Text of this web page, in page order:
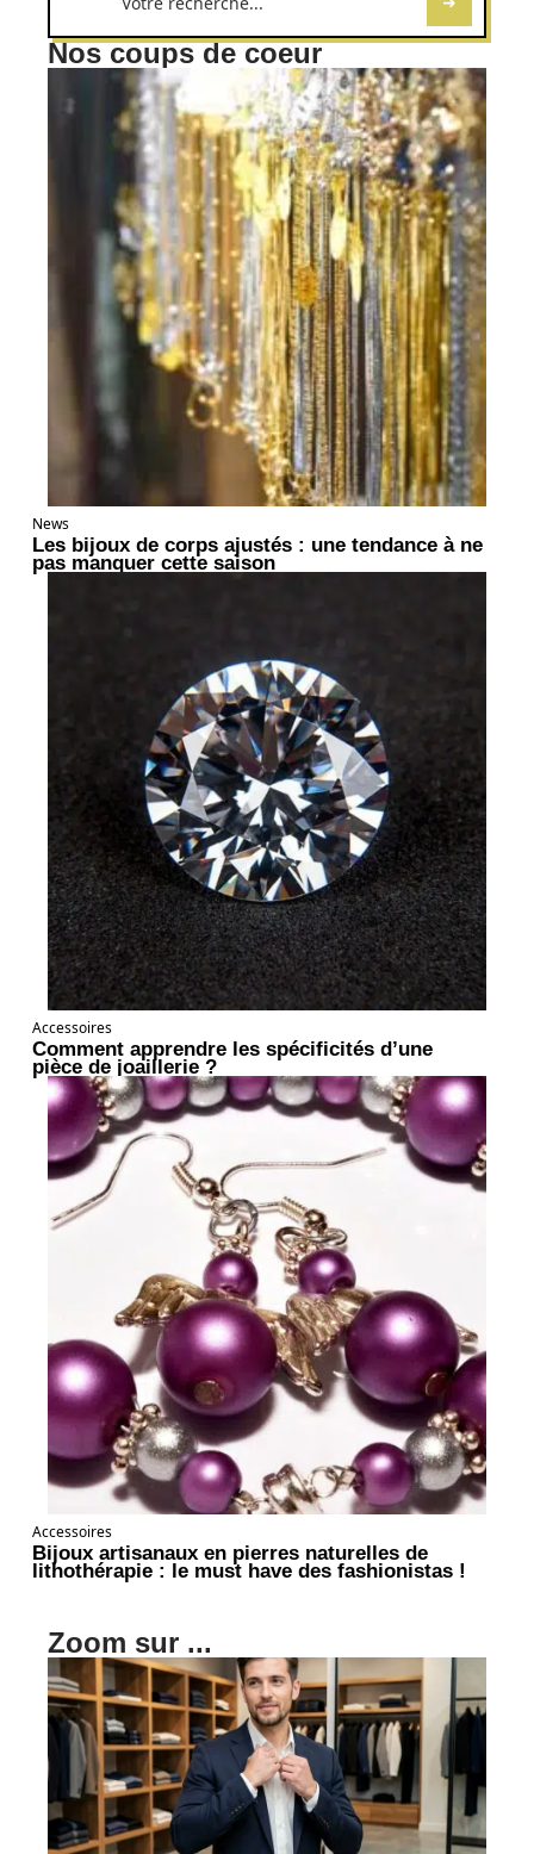
Nos coups de coeur
News
Les bijoux de corps ajustés : une tendance à ne
pas manquer cette saison
Accessoires
Comment apprendre les spécificités d’une
pièce de joaillerie ?
Accessoires
Bijoux artisanaux en pierres naturelles de
lithothérapie : le must have des fashionistas !
Zoom sur ...